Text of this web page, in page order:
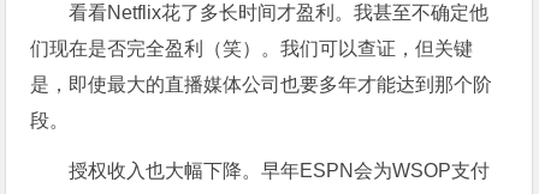
看看Netflix花了多长时间才盈利。我甚至不确定他
们现在是否完全盈利（笑）。我们可以查证，但关键
是，即使最大的直播媒体公司也要多年才能达到那个阶
段。
授权收入也大幅下降。早年ESPN会为WSOP支付